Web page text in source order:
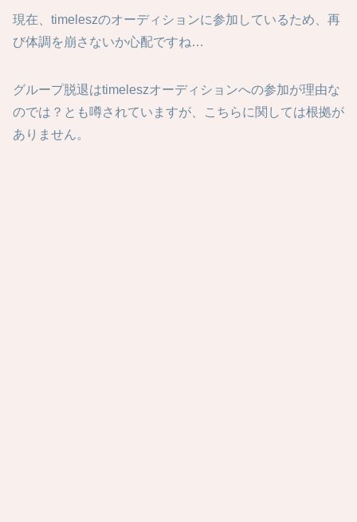
現在、timeleszのオーディションに参加しているため、再
び体調を崩さないか心配ですね…
グループ脱退はtimeleszオーディションへの参加が理由な
のでは？とも噂されていますが、こちらに関しては根拠が
ありません。